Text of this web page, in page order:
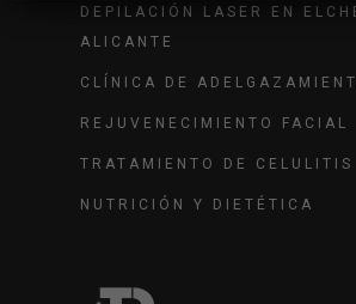
DEPILACIÓN LASER EN
ALICANTE
CLÍNICA DE
REJUVENECIMIENTO FACIAL
TRATAMIENTO DE CELULITIS
NUTRICIÓN Y DIETÉTICA